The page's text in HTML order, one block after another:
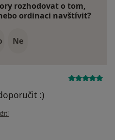
rozhodovat o tom,
ordinaci navštívit?
Ne
:)
Pacient